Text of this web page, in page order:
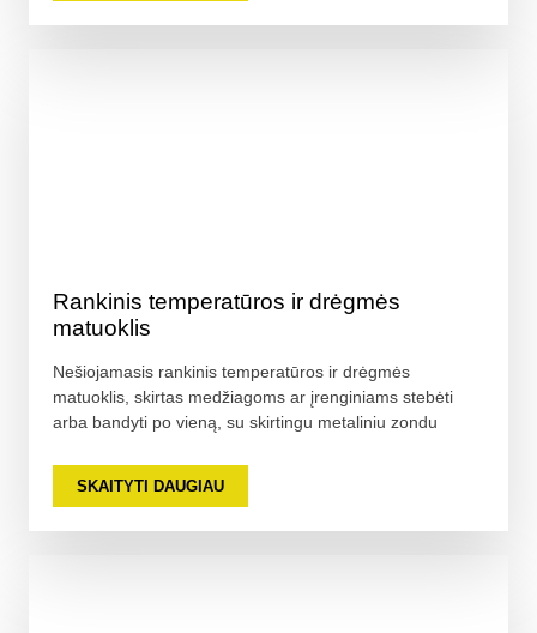
Rankinis temperatūros ir drėgmės
matuoklis
Nešiojamasis rankinis temperatūros ir drėgmės
matuoklis, skirtas medžiagoms ar įrenginiams stebėti
arba bandyti po vieną, su skirtingu metaliniu zondu
SKAITYTI DAUGIAU